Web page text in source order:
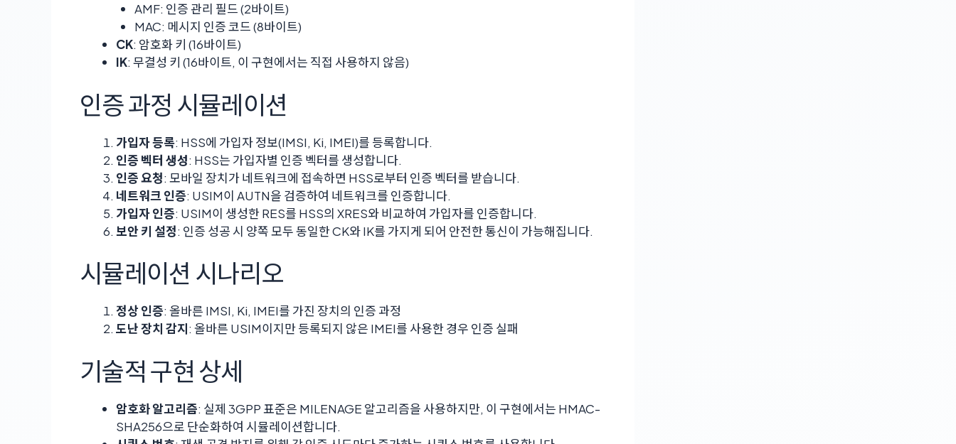
AMF: 인증 관리 필드 (2바이트)
MAC: 메시지 인증 코드 (8바이트)
CK: 암호화 키 (16바이트)
IK: 무결성 키 (16바이트, 이 구현에서는 직접 사용하지 않음)
인증 과정 시뮬레이션
가입자 등록: HSS에 가입자 정보(IMSI, Ki, IMEI)를 등록합니다.
인증 벡터 생성: HSS는 가입자별 인증 벡터를 생성합니다.
인증 요청: 모바일 장치가 네트워크에 접속하면 HSS로부터 인증 벡터를 받습니다.
네트워크 인증: USIM이 AUTN을 검증하여 네트워크를 인증합니다.
가입자 인증: USIM이 생성한 RES를 HSS의 XRES와 비교하여 가입자를 인증합니다.
보안 키 설정: 인증 성공 시 양쪽 모두 동일한 CK와 IK를 가지게 되어 안전한 통신이 가능해집니다.
시뮬레이션 시나리오
정상 인증: 올바른 IMSI, Ki, IMEI를 가진 장치의 인증 과정
도난 장치 감지: 올바른 USIM이지만 등록되지 않은 IMEI를 사용한 경우 인증 실패
기술적 구현 상세
암호화 알고리즘: 실제 3GPP 표준은 MILENAGE 알고리즘을 사용하지만, 이 구현에서는 HMAC-
SHA256으로 단순화하여 시뮬레이션합니다.